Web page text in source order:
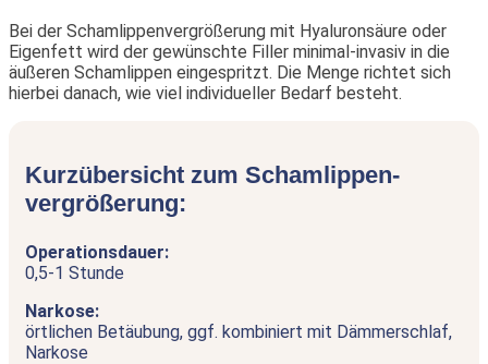
Bei der Schamlippenvergrößerung mit Hyaluronsäure oder
Eigenfett wird der gewünschte Filler minimal-invasiv in die
äußeren Schamlippen eingespritzt. Die Menge richtet sich
hierbei danach, wie viel individueller Bedarf besteht.
Kurzübersicht zum Schamlippen-
vergrößerung:
Operationsdauer:
0,5-1 Stunde
Narkose:
örtlichen Betäubung, ggf. kombiniert mit Dämmerschlaf,
Narkose